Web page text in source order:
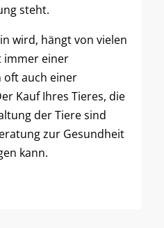
steht.
wird, hängt von vielen
immer einer
oft auch einer
Kauf Ihres Tieres, die
der Tiere sind
zur Gesundheit
kann.